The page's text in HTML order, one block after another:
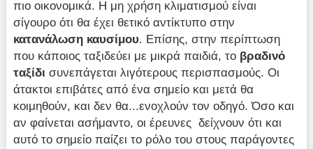
πιο οικονομικά. Η μη χρήση κλιματισμού είναι
σίγουρο ότι θα έχει θετικό αντίκτυπο στην
κατανάλωση καυσίμου. Επίσης, στην περίπτωση
που κάποιος ταξιδεύει με μικρά παιδιά, το βραδινό
ταξίδι συνεπάγεται λιγότερους περισπασμούς. Οι
άτακτοι επιβάτες από ένα σημείο και μετά θα
κοιμηθούν, και δεν θα...ενοχλούν τον οδηγό. Όσο και
αν φαίνεται ασήμαντο, οι έρευνες δείχνουν ότι και
αυτό το σημείο παίζει το ρόλο του στους παράγοντες